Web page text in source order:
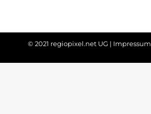
© 2021 regiopixel.net UG | Impressum